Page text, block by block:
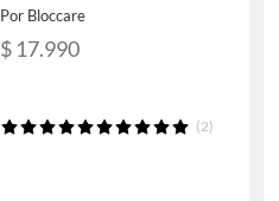
Por Bloccare
$ 17.990
(2)